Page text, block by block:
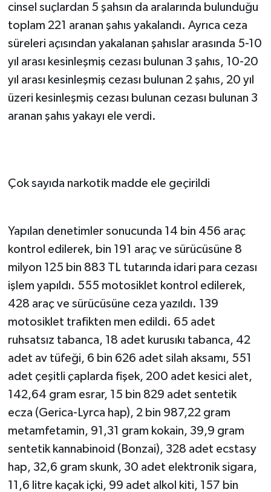
cinsel suçlardan 5 şahsın da aralarında bulunduğu
toplam 221 aranan şahıs yakalandı. Ayrıca ceza
süreleri açısından yakalanan şahıslar arasında 5-10
yıl arası kesinleşmiş cezası bulunan 3 şahıs, 10-20
yıl arası kesinleşmiş cezası bulunan 2 şahıs, 20 yıl
üzeri kesinleşmiş cezası bulunan cezası bulunan 3
aranan şahıs yakayı ele verdi.
Çok sayıda narkotik madde ele geçirildi
Yapılan denetimler sonucunda 14 bin 456 araç
kontrol edilerek, bin 191 araç ve sürücüsüne 8
milyon 125 bin 883 TL tutarında idari para cezası
işlem yapıldı. 555 motosiklet kontrol edilerek,
428 araç ve sürücüsüne ceza yazıldı. 139
motosiklet trafikten men edildi. 65 adet
ruhsatsız tabanca, 18 adet kurusıkı tabanca, 42
adet av tüfeği, 6 bin 626 adet silah aksamı, 551
adet çeşitli çaplarda fişek, 200 adet kesici alet,
142,64 gram esrar, 15 bin 829 adet sentetik
ecza (Gerica-Lyrca hap), 2 bin 987,22 gram
metamfetamin, 91,31 gram kokain, 39,9 gram
sentetik kannabinoid (Bonzai), 328 adet ecstasy
hap, 32,6 gram skunk, 30 adet elektronik sigara,
11,6 litre kaçak içki, 99 adet alkol kiti, 157 bin